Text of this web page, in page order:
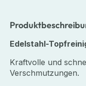
Edelstahl-
Kraftvolle und
Verschmutzungen.